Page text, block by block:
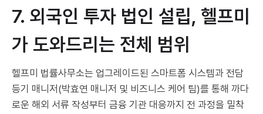
7. 외국인 투자 법인 설립, 헬프미
가 도와드리는 전체 범위
헬프미 법률사무소는 업그레이드된 스마트폼 시스템과 전담
등기 매니저(박효연 매니저 및 비즈니스 케어 팀)를 통해 까다
로운 해외 서류 작성부터 금융 기관 대응까지 전 과정을 밀착